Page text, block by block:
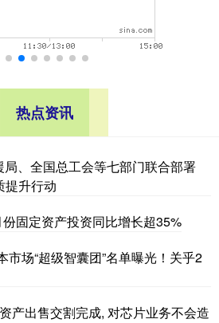
热点资讯
、全国总工会等七部门联合部署
提升行动
固定资产投资同比增长超35%
市场“超级智囊团”名单曝光！关乎2
产出售交割完成, 对芯片业务不会造